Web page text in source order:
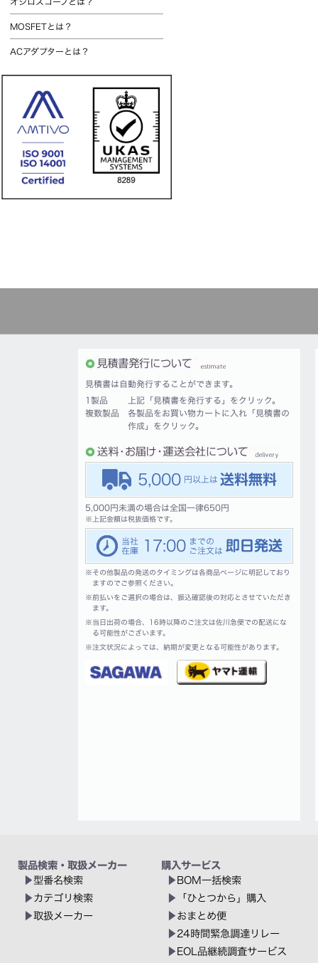
MOSFETとは？
ACアダプターとは？
見積書は自動発行することができます。
1製品
上記「見積書を発行する」をクリック。
複数製品
各製品をお買い物カートに入れ「見積書の
作成」をクリック。
5,000
5,000円未満の場合は全国一律650円
※ 上記金額は税抜価格です。
17:00
※その他製品の発送のタイミングは各商品ページに明記しており
ますのでご参照ください。
※前払いをご選択の場合は、振込確認後の対応とさせていただき
ます。
※ 当日出荷の場合、16時以降のご注文は佐川急便での配送にな
る可能性がございます。
※注文状況によっては、納期が変更となる可能性があります。
製品検索・取扱メーカー
型番名検索
カテゴリ検索
取扱メーカー
購入サービス
BOM一括検索
「ひとつから」購入
おまとめ便
24時間緊急調達リレー
EOL品継続調査サービス